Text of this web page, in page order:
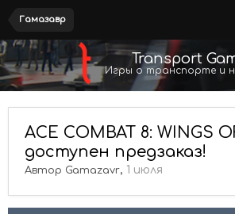
Гамазавр
Transport
Игры о транспорте и
ACE COMBAT 8: WINGS
доступен предзаказ!
Автор Gamazavr, 1 июля